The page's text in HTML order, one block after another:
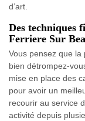
d’art.
Des techniques
Ferriere Sur
Vous pensez que
bien détrompez-
mise en place des
pour avoir un
recourir au service
activité depuis